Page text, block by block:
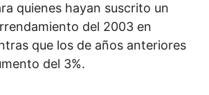
quienes hayan suscrito un
del 2003 en
que los de años anteriores
del 3%.